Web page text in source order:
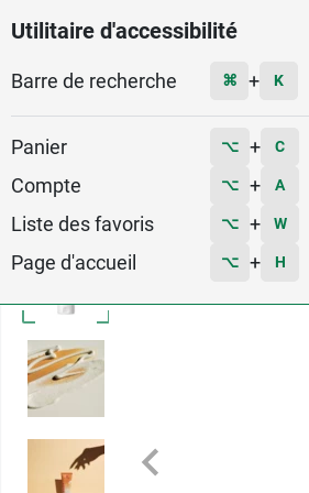
Utilitaire d'accessibilité
Barre de recherche ⌘ + K
Panier ⌥ + C
Compte ⌥ + A
Liste des favoris ⌥ + W
Page d'accueil ⌥ + H
Menu